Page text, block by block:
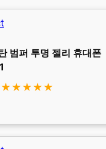
범퍼 투명 젤리 휴대폰
★★★★★